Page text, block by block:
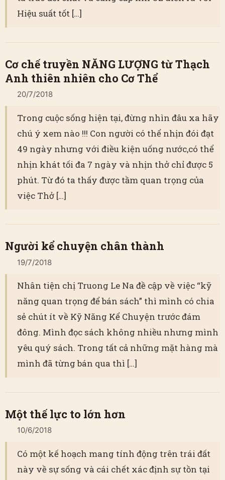
Hiệu suất tốt […]
Cơ chế truyền NĂNG LƯỢNG từ Thạch
Anh thiên nhiên cho Cơ Thể
20/7/2018
Trong cuộc sống hiện tại, đừng nhìn đâu xa hãy
chú ý xem nào !!! Con người có thể nhịn đói đạt
49 ngày nhưng với điều kiện uống nước,có thể
nhịn khát tối đa 7 ngày và nhịn thở chỉ được 5
phút. Từ đó ta thấy được tầm quan trọng của
việc Thở […]
Người kể chuyện chân thành
19/7/2018
Nhân tiện chị Truong Le Na đề cập về việc “kỹ
năng quan trọng để bán sách” thì mình có chia
sẻ chút ít về Kỹ Năng Kể Chuyện trước đám
đông. Mình đọc sách không nhiều nhưng mình
yêu quý sách. Trong tất cả những mặt hàng mà
mình đã từng bán qua thì […]
Một thế lực to lớn hơn
10/6/2018
Có một kế hoạch mang tính động trên trái đất
này về sự sống và cái chết xác định sự tồn tại